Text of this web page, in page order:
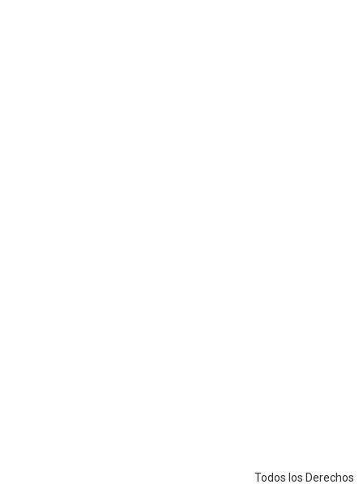
Todos los Derechos